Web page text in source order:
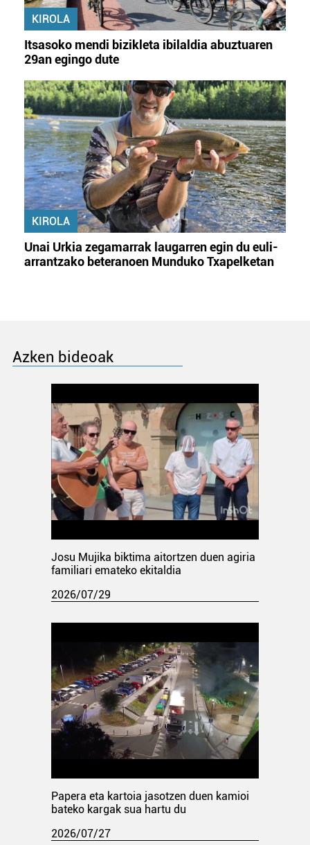
KIROLA
Itsasoko mendi bizikleta ibilaldia abuztuaren
29an egingo dute
KIROLA
Unai Urkia zegamarrak laugarren egin du euli-
arrantzako beteranoen Munduko Txapelketan
Azken bideoak
Josu Mujika biktima aitortzen duen agiria
familiari emateko ekitaldia
2026/07/29
Papera eta kartoia jasotzen duen kamioi
bateko kargak sua hartu du
2026/07/27